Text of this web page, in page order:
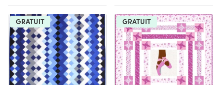
GRATUIT GRATUIT